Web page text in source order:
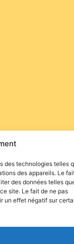
des technologies telles
des appareils. Le
des données telles
site. Le fait de ne pas
un effet négatif sur